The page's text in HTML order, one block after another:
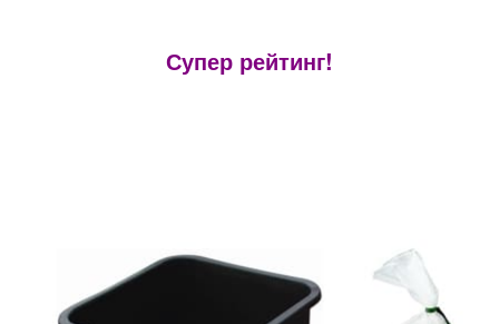
Супер рейтинг!